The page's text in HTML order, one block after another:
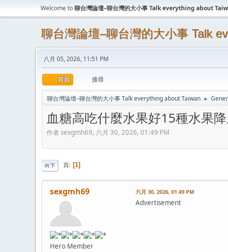
Welcome to聊台灣論壇–聊台灣的大小事 Talk everything about
聊台灣論壇–聊台灣的大小事 Talk
八月 05, 2026, 11:51 PM
首頁 搜尋
聊台灣論壇–聊台灣的大小事 Talk everything about Taiwan ►
血糖高吃什麼水果好15種水果
作者 sexgmh69, 六月 30, 2026, 01:49 PM
向下 頁 1
sexgmh69
Hero Member
六月 30, 2026, 01:49 PM
Advertisement